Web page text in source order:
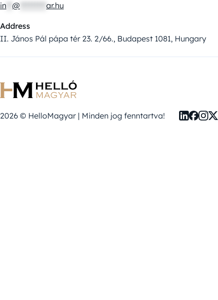
in @ ar.hu
Address
II. János Pál pápa tér 23. 2/66., Budapest 1081, Hungary
2026 © HelloMagyar | Minden jog fenntartva!